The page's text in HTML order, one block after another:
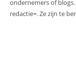
ondernemers of
redactie=. Ze zijn te